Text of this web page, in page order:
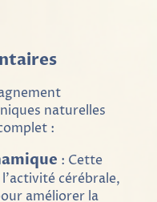
naturelles
:
: Cette
cérébrale,
améliorer la